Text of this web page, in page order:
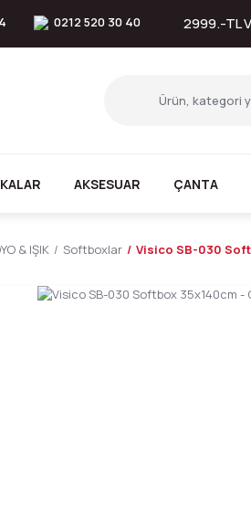
0212 520 30 40 2999.-TL
AKSESUAR ÇANTA
& IŞIK Softboxlar Visico SB-030